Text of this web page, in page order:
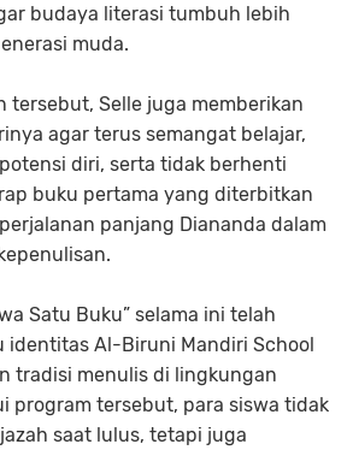
budaya literasi tumbuh lebih
muda.
tersebut, Selle juga memberikan
agar terus semangat belajar,
diri, serta tidak berhenti
buku pertama yang diterbitkan
panjang Diananda dalam
Satu Buku” selama ini telah
identitas Al-Biruni Mandiri School
tradisi menulis di lingkungan
program tersebut, para siswa tidak
saat lulus, tetapi juga